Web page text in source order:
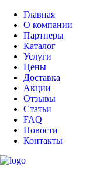
Главная
О компании
Партнеры
Каталог
Услуги
Цены
Доставка
Акции
Отзывы
Статьи
FAQ
Новости
Контакты